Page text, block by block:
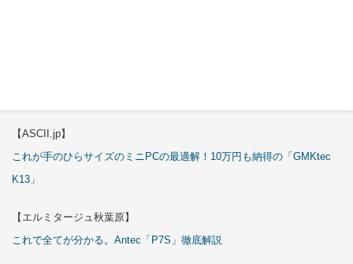
【ASCII.jp】
これが手のひらサイズのミニPCの最適解！10万円も納得の「GMKtec
K13」
【エルミタージュ秋葉原】
これで全てが分かる。Antec「P7S」徹底解説